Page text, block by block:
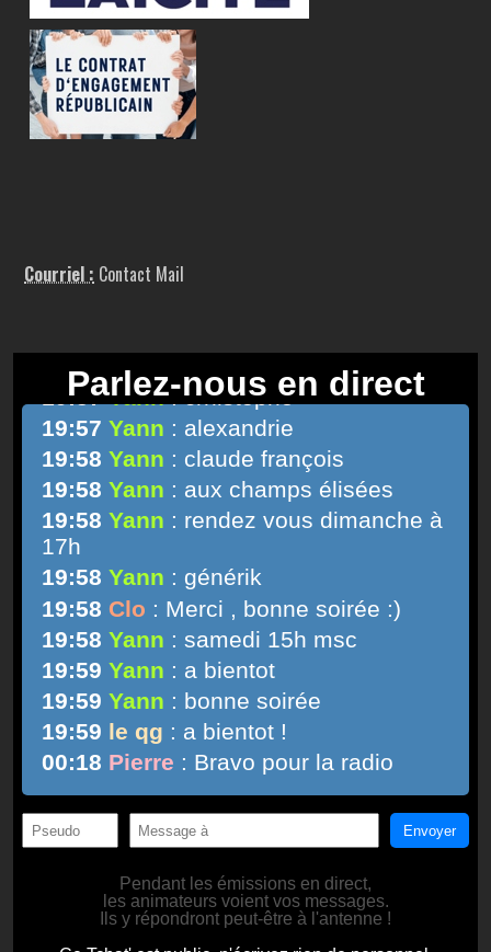
Courriel : Contact Mail